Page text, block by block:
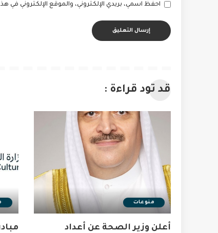
احفظ اسمي، بريدي الإلكتروني، والموقع الإلكتروني
قد تود قراءة :
منوعات
أعلن وزير الصحة عن أعداد